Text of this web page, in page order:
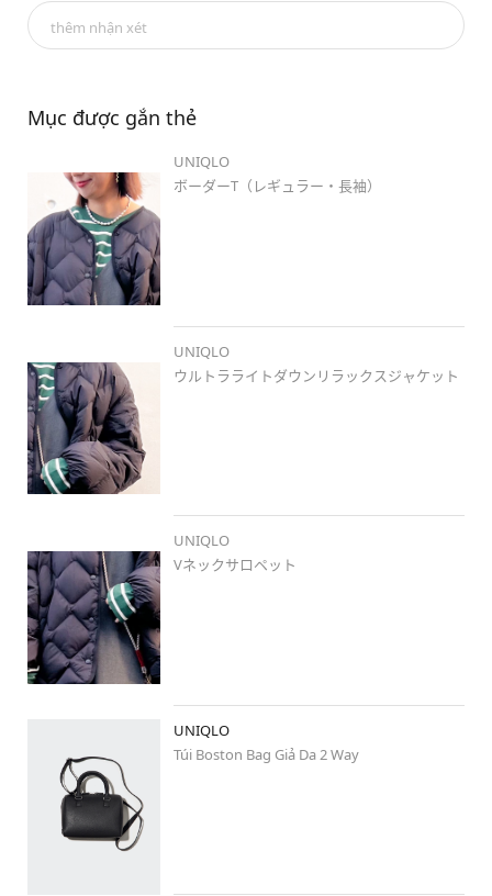
#ボーダーt
#ウルトラライトダウンリラックスジャケット
#vネックサロペット
コメントは返信出来ない仕様となっておりますが、
いつも楽しみに読ませて頂いております🦖❣️
着用商品は基本タグ付けしていますので、
そちらでご確認お願い致します🤗💕
ユニクロ以外のお洋服を着用することは
🤍🤍............................................................
🍑🍜 #ユニクロ福島スタイル
#福島 のスタッフのコーデがたくさん😤
お買い物の参考にぜひ最新順でごらんください🐄❤️
...............................................................🤍🤍
#uniqlo #ユニクロ新作
デ
#サロペット #ウルトラライトダウン
#差し色グリーン
#グリーン
出かけスタイル
#大人カジュアル
ーデ
#ユニクロ郡山日和田フェスタ店
thêm nhận xét
Mục được gắn thẻ
UNIQLO
ボーダーT（レギュラー・長袖）
UNIQLO
ウルトラライトダウンリラックスジャケット
UNIQLO
Vネックサロペット
UNIQLO
Túi Boston Bag Giả Da 2 Way